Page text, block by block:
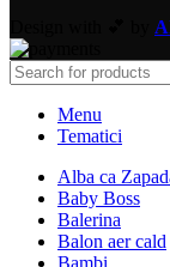
Menu
Tematici
Alba ca
Baby Boss
Balerina
Balon aer cald
Bambi